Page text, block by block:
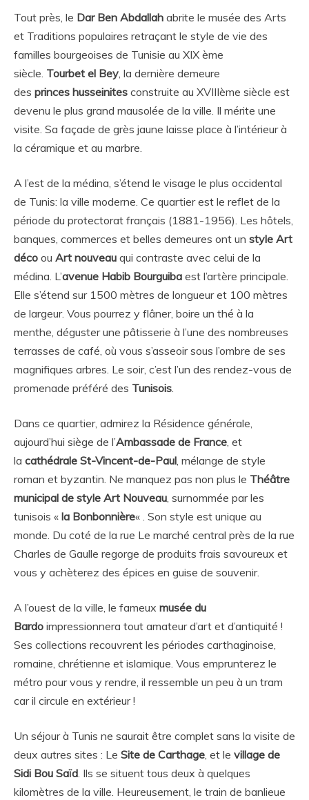
Tout près, le Dar Ben Abdallah abrite le musée des Arts
et Traditions populaires retraçant le style de vie des
familles bourgeoises de Tunisie au XIX ème
siècle. Tourbet el Bey, la dernière demeure
des princes husseinites construite au XVIIIème siècle est
devenu le plus grand mausolée de la ville. Il mérite une
visite. Sa façade de grès jaune laisse place à l’intérieur à
la céramique et au marbre.
A l’est de la médina, s’étend le visage le plus occidental
de Tunis: la ville moderne. Ce quartier est le reflet de la
période du protectorat français (1881-1956). Les hôtels,
banques, commerces et belles demeures ont un style Art
déco ou Art nouveau qui contraste avec celui de la
médina. L’avenue Habib Bourguiba est l’artère principale.
Elle s’étend sur 1500 mètres de longueur et 100 mètres
de largeur. Vous pourrez y flâner, boire un thé à la
menthe, déguster une pâtisserie à l’une des nombreuses
terrasses de café, où vous s’asseoir sous l’ombre de ses
magnifiques arbres. Le soir, c’est l’un des rendez-vous de
promenade préféré des Tunisois.
Dans ce quartier, admirez la Résidence générale,
aujourd’hui siège de l’Ambassade de France, et
la cathédrale St-Vincent-de-Paul, mélange de style
roman et byzantin. Ne manquez pas non plus le Théâtre
municipal de style Art Nouveau, surnommée par les
tunisois « la Bonbonnière« . Son style est unique au
monde. Du coté de la rue Le marché central près de la rue
Charles de Gaulle regorge de produits frais savoureux et
vous y achèterez des épices en guise de souvenir.
A l’ouest de la ville, le fameux musée du
Bardo impressionnera tout amateur d’art et d’antiquité !
Ses collections recouvrent les périodes carthaginoise,
romaine, chrétienne et islamique. Vous emprunterez le
métro pour vous y rendre, il ressemble un peu à un tram
car il circule en extérieur !
Un séjour à Tunis ne saurait être complet sans la visite de
deux autres sites : Le Site de Carthage, et le village de
Sidi Bou Saïd. Ils se situent tous deux à quelques
kilomètres de la ville. Heureusement, le train de banlieue